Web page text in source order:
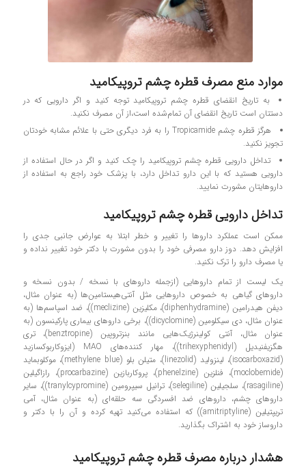
موارد منع مصرف قطره چشم تروپیکامید
به تاریخ انقضای قطره چشم تروپیکامید توجه کنید و اگر دارویی که در
دستتان است تاریخ انقضای آن تمام‌شده است،از آن مصرف نکنید.
هرگز قطره چشم Tropicamide را به فرد دیگری حتی با علائم مشابه خودتان
تجویز نکنید.
تداخل دارویی قطره چشم تروپیکامید را چک کنید و اگر در حال استفاده از
دارویی هستید که با این دارو تداخل دارد، با پزشک خود راجع به استفاده از
داروهایتان مشورت نمایید.
تداخل دارویی قطره چشم تروپیکامید
ممکن است عملکرد داروها را تغییر و خطر ابتلا به عوارض جانبی جدی را
افزایش دهد. دوز دارو مصرفی خود را بدون مشورت با دکتر خود تغییر نداده و
یا مصرف دارو را ترک نکنید.
یک لیست از تمام داروهایی (ازجمله داروهای با نسخه / بدون نسخه و
داروهای گیاهی به‌ خصوص داروهایی مثل آنتی‌هیستامین‌ها (به عنوان مثال،
دیفن هیدرامین (diphenhydramine)، مکلیزین (meclizine))، ضد اسپاسم‌ها (به
عنوان مثال، دی سیکلومین (dicyclomine))، برخی داروهای بیماری پارکینسون (به
عنوان مثال، آنتی کولینرژیک‌هایی مانند بنزتروپین (benztropine)، تری
هگزیفنیدیل (trihexyphenidyl))، مهار کننده‌های MAO (ایزوکاربوکسازید
(isocarboxazid)، لینزولید (linezolid)، متیلن بلو (methylene blue)، موکلوبماید
(moclobemide)، فنلزین (phenelzine)، پروکاربازین (procarbazine)، رازاگیلین
(rasagiline)، سلجیلین (selegiline)، ترانیل سیپرومین (tranylcypromine))، سایر
داروهای چشم، داروهای ضد افسردگی سه‌ حلقه‌ای (به عنوان مثال، آمی
تریپتیلین (amitriptyline)) که استفاده می‌کنید تهیه کرده و آن را با دکتر و
داروساز خود به اشتراک بگذارید.
هشدار درباره مصرف قطره چشم تروپیکامید